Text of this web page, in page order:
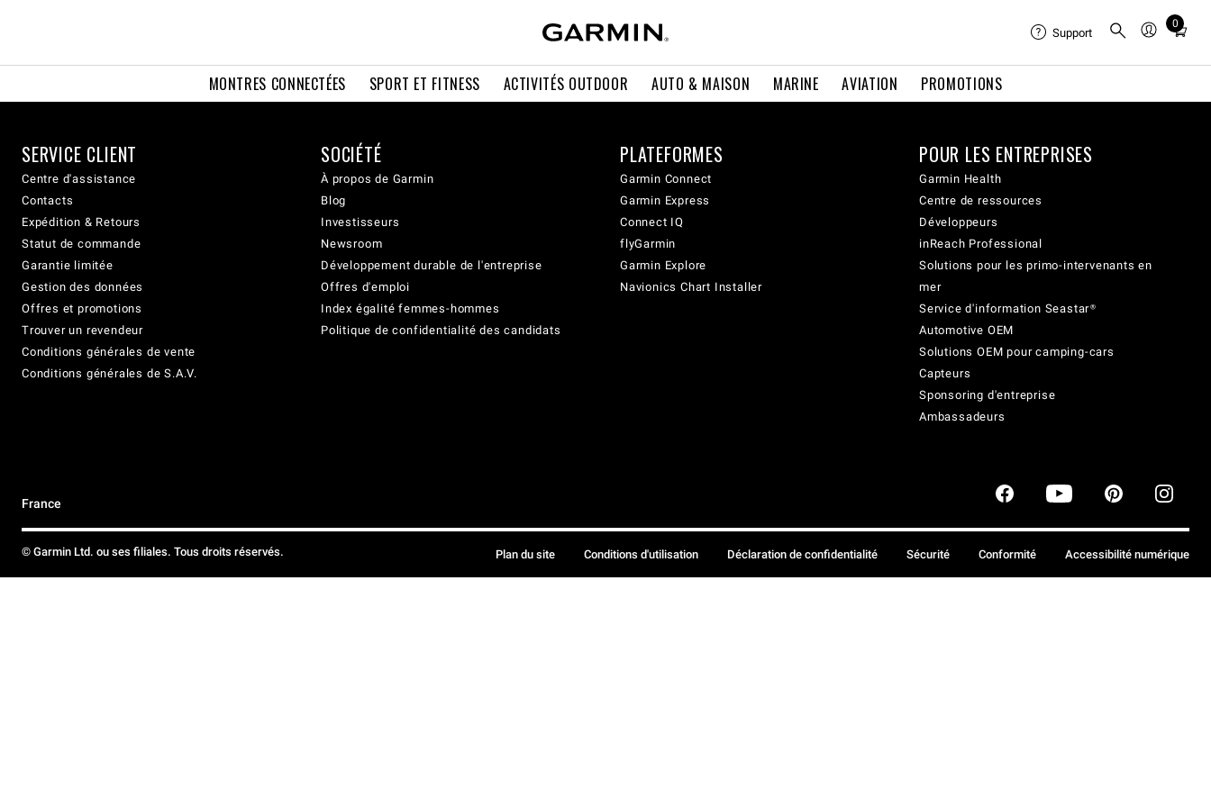
MONTRES CONNECTÉES SPORT ET FITNESS ACTIVITÉS OUTDOOR AUTO & MAISON MARINE AVIATION PROMOTIONS
Support
0
Total
cart:
SERVICE CLIENT
Centre d'assistance
Contacts
Expédition & Retours
Statut de commande
Garantie limitée
Gestion des données
Offres et promotions
Trouver un revendeur
Conditions générales de vente
Conditions générales de S.A.V.
SOCIÉTÉ
À propos de Garmin
Blog
Investisseurs
Newsroom
Développement durable de l'entreprise
Offres d'emploi
Index égalité femmes-hommes
Politique de confidentialité des candidats
PLATEFORMES
Garmin Connect
Garmin Express
Connect IQ
flyGarmin
Garmin Explore
Navionics Chart Installer
POUR LES ENTREPRISES
Garmin Health
Centre de ressources
Développeurs
inReach Professional
Solutions pour les primo-intervenants en
mer
Service d'information Seastar®
Automotive OEM
Solutions OEM pour camping-cars
Capteurs
Sponsoring d'entreprise
Ambassadeurs
France
© Garmin Ltd. ou ses filiales. Tous droits réservés. Plan du site Conditions d'utilisation Déclaration de confidentialité Sécurité Conformité Accessibilité numérique